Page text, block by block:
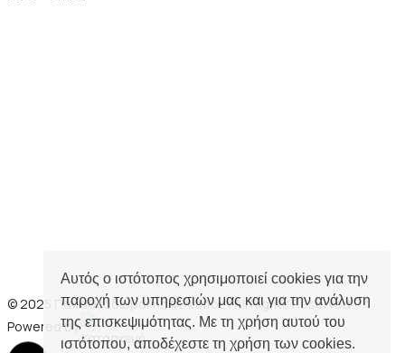
Αυτός ο ιστότοπος χρησιμοποιεί cookies για την
παροχή των υπηρεσιών μας και για την ανάλυση
της επισκεψιμότητας. Με τη χρήση αυτού του
ιστότοπου, αποδέχεστε τη χρήση των cookies.
© 2025 Παπαθεοδωράκης Φίλιππος | All Rights Reserved
Powered by